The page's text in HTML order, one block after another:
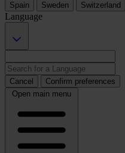
Spain
Sweden Switzerland
Language
Cancel
Confirm preferences
Open main menu